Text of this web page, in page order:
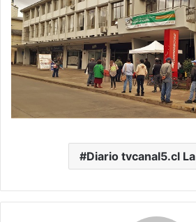
Diario tvcanal5.cl